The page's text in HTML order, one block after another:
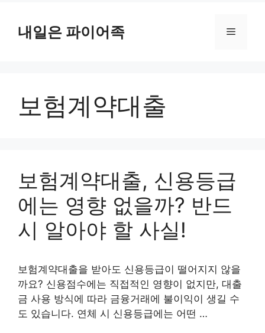
content내일은 파이어족 Menu
보험계약대출
보험계약대출, 신용등급
에는 영향 없을까? 반드
시 알아야 할 사실!
보험계약대출을 받아도 신용등급이 떨어지지 않을
까요? 신용점수에는 직접적인 영향이 없지만, 대출
금 사용 방식에 따라 금융거래에 불이익이 생길 수
도 있습니다. 연체 시 신용등급에는 어떤 …